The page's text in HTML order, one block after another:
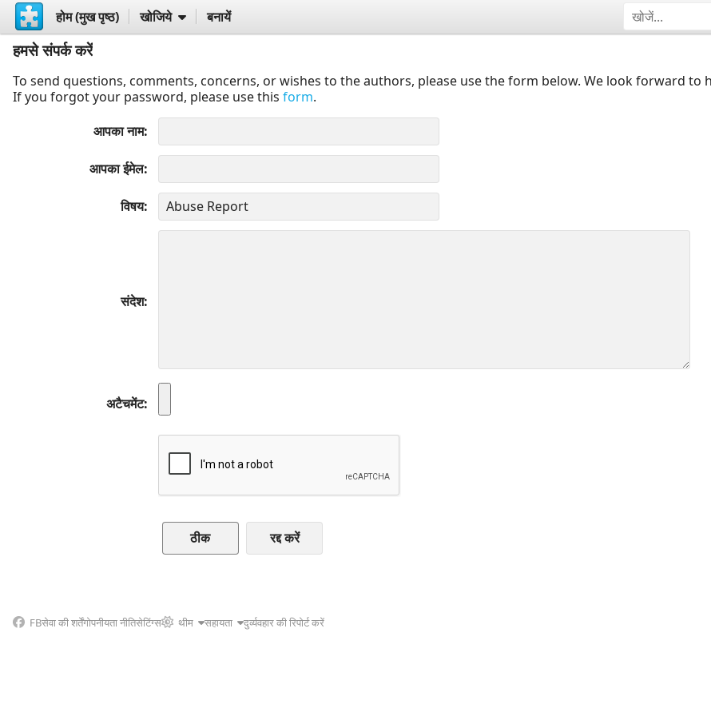
होम (मुख पृष्ठ) खोजिये बनायें
हमसे संपर्क करें
To send questions, comments, concerns, or wishes to the authors, please use the form below. We look forward to
If you forgot your password, please use this form.
आपका नाम
आपका ईमेल
विषय
संदेश
अटैचमेंट
रद्द करें
FBसेवा की शर्तेंगोपनीयता नीतिसेटिंग्स थीम सहायता दुर्व्यवहार की रिपोर्ट करें